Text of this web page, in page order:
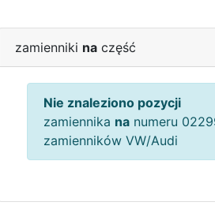
zamienniki na część
Nie znaleziono pozycji
zamiennika na numeru
zamienników VW/Audi